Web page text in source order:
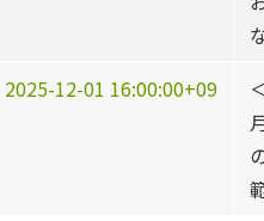
2025-12-01 16:00:00+09